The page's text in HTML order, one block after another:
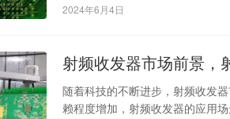
2024年6月4日
射频收发器市场前景，
随着科技的不断进步，射频收发
赖程度增加，射频收发器的应用